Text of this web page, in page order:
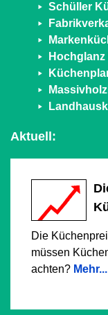
Schüller
Aktuell:
Die
müssen
achten? Mehr...